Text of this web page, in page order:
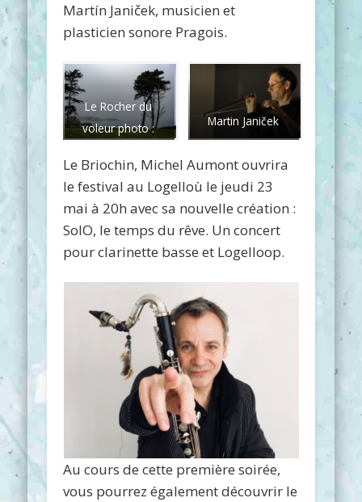
Martín Janiček, musicien et
plasticien sonore Pragois.
Le Rocher du
voleur photo :
Martin Janiček
Le Briochin, Michel Aumont ouvrira
le festival au Logelloù le jeudi 23
mai à 20h avec sa nouvelle création :
SolO, le temps du rêve. Un concert
pour clarinette basse et Logelloop.
Au cours de cette première soirée,
vous pourrez également découvrir le